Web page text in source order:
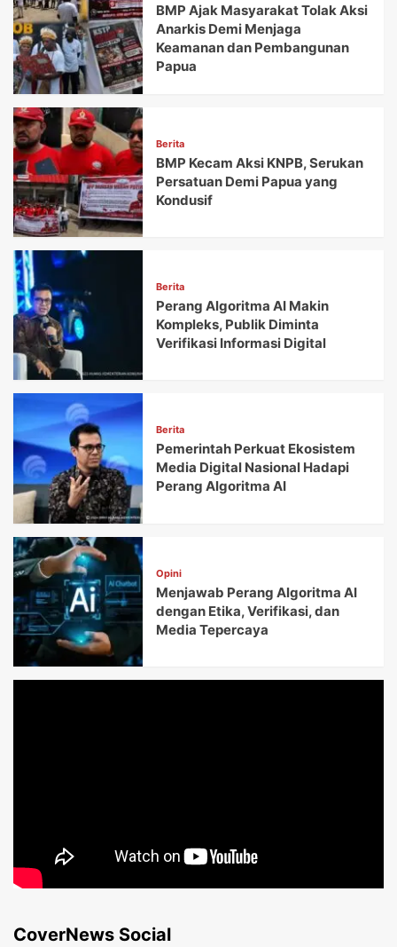
BMP Ajak Masyarakat Tolak Aksi
Anarkis Demi Menjaga
Keamanan dan Pembangunan
Papua
Berita
BMP Kecam Aksi KNPB, Serukan
Persatuan Demi Papua yang
Kondusif
Berita
Perang Algoritma AI Makin
Kompleks, Publik Diminta
Verifikasi Informasi Digital
Berita
Pemerintah Perkuat Ekosistem
Media Digital Nasional Hadapi
Perang Algoritma AI
Opini
Menjawab Perang Algoritma AI
dengan Etika, Verifikasi, dan
Media Tepercaya
CoverNews Social